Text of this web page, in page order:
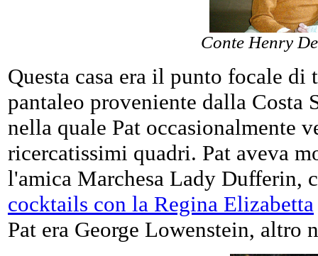
Conte Henry
Questa casa era il punto focale
pantaleo proveniente dalla Costa
nella quale Pat occasionalmente
ricercatissimi quadri. Pat aveva
l'amica Marchesa Lady Dufferin,
cocktails con la Regina Elizabetta
Pat era George Lowenstein,